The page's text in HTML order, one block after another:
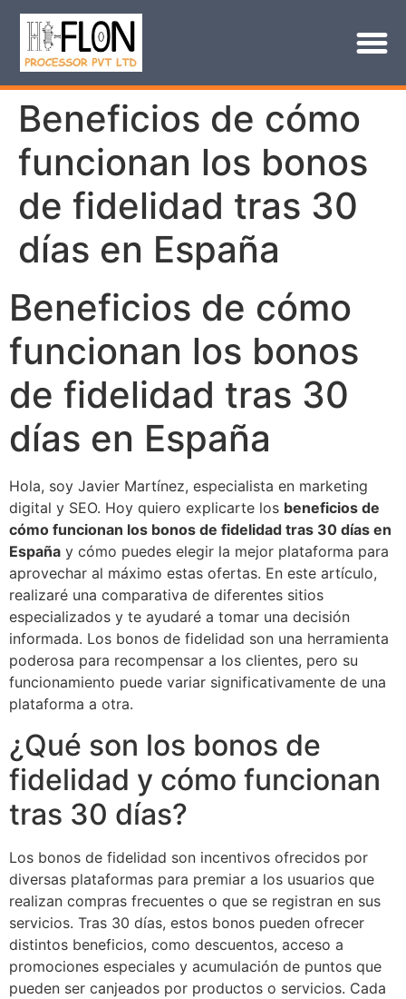
Beneficios de cómo
funcionan los bonos
de fidelidad tras 30
días en España
Beneficios de cómo
funcionan los bonos
de fidelidad tras 30
días en España
Hola, soy Javier Martínez, especialista en marketing
digital y SEO. Hoy quiero explicarte los beneficios de
cómo funcionan los bonos de fidelidad tras 30 días en
España y cómo puedes elegir la mejor plataforma para
aprovechar al máximo estas ofertas. En este artículo,
realizaré una comparativa de diferentes sitios
especializados y te ayudaré a tomar una decisión
informada. Los bonos de fidelidad son una herramienta
poderosa para recompensar a los clientes, pero su
funcionamiento puede variar significativamente de una
plataforma a otra.
¿Qué son los bonos de
fidelidad y cómo funcionan
tras 30 días?
Los bonos de fidelidad son incentivos ofrecidos por
diversas plataformas para premiar a los usuarios que
realizan compras frecuentes o que se registran en sus
servicios. Tras 30 días, estos bonos pueden ofrecer
distintos beneficios, como descuentos, acceso a
promociones especiales y acumulación de puntos que
pueden ser canjeados por productos o servicios. Cada